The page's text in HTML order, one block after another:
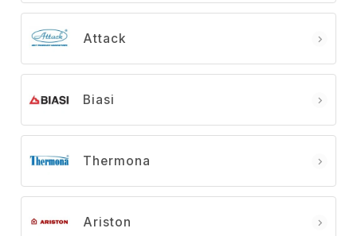
Attack
Biasi
Thermona
Ariston